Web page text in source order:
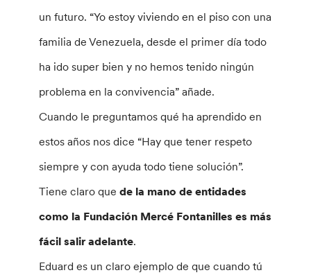
un futuro. “Yo estoy viviendo en el piso con una
familia de Venezuela, desde el primer día todo
ha ido super bien y no hemos tenido ningún
problema en la convivencia” añade.
Cuando le preguntamos qué ha aprendido en
estos años nos dice “Hay que tener respeto
siempre y con ayuda todo tiene solución”.
Tiene claro quede la mano de entidades
como la Fundación Mercé Fontanilles es más
fácil salir adelante.
Eduard es un claro ejemplo de que cuando tú